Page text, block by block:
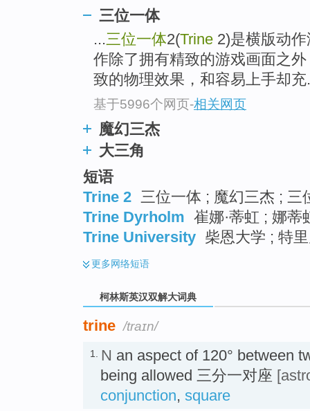
三位一体
...三位一体2(Trine 2)是横版动
作除了拥有精致的游戏画面之
致的物理效果，和容易上手却充
基于5996个网页-相关网页
魔幻三杰
大三角
短语
Trine 2 三位一体 ; 魔幻三杰 ; 三
Trine Dyrholm 崔娜·蒂虹 ; 娜蒂
Trine University 柴恩大学 ; 特
更多网络短语
柯林斯英汉双解大词典
trine /traɪn/
1. N an aspect of 120° between
being allowed 三分一对座
conjunction, square